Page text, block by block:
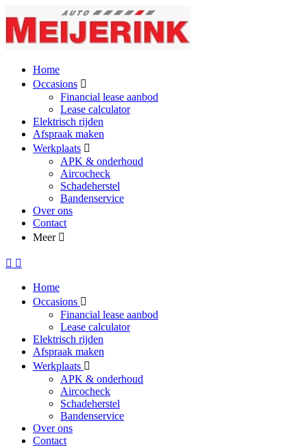
Home
Occasions
Financial lease aanbod
Lease calculator
Elektrisch rijden
Afspraak maken
Werkplaats
APK & onderhoud
Aircocheck
Schadeherstel
Bandenservice
Over ons
Contact
Meer
Home
Occasions
Financial lease aanbod
Lease calculator
Elektrisch rijden
Afspraak maken
Werkplaats
APK & onderhoud
Aircocheck
Schadeherstel
Bandenservice
Over ons
Contact